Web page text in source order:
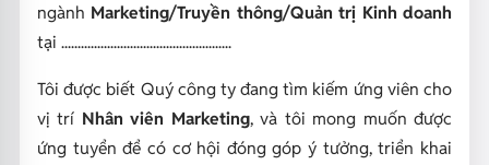
ngành Marketing/Truyền thông/Quản trị Kinh doanh
tại ....................................................
Tôi được biết Quý công ty đang tìm kiếm ứng viên cho
vị trí Nhân viên Marketing, và tôi mong muốn được
ứng tuyển để có cơ hội đóng góp ý tưởng, triển khai